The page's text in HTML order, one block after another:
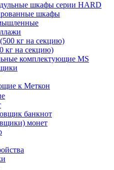
шкафы серии HARD
шкафы
кг на секцию)
кг на секцию)
комплектующие MS
к Меткон
банкнот
монет